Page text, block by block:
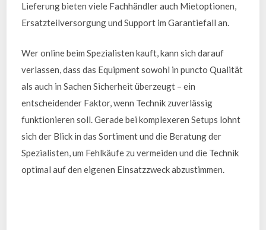
Lieferung bieten viele Fachhändler auch Mietoptionen,
Ersatzteilversorgung und Support im Garantiefall an.
Wer online beim Spezialisten kauft, kann sich darauf
verlassen, dass das Equipment sowohl in puncto Qualität
als auch in Sachen Sicherheit überzeugt – ein
entscheidender Faktor, wenn Technik zuverlässig
funktionieren soll. Gerade bei komplexeren Setups lohnt
sich der Blick in das Sortiment und die Beratung der
Spezialisten, um Fehlkäufe zu vermeiden und die Technik
optimal auf den eigenen Einsatzzweck abzustimmen.